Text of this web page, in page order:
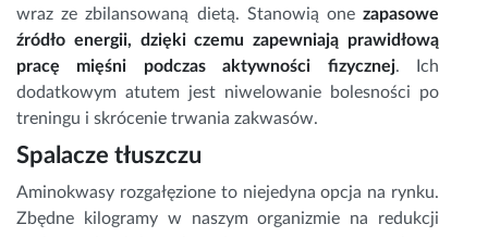
wraz ze zbilansowaną dietą. Stanowią one zapasowe
źródło energii, dzięki czemu zapewniają prawidłową
pracę mięśni podczas aktywności fizycznej. Ich
dodatkowym atutem jest niwelowanie bolesności po
treningu i skrócenie trwania zakwasów.
Spalacze tłuszczu
Aminokwasy rozgałęzione to niejedyna opcja na rynku.
Zbędne kilogramy w naszym organizmie na redukcji